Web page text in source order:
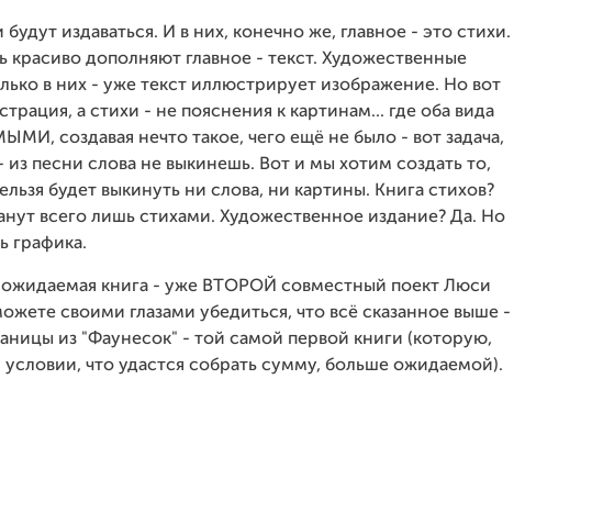
издаваться. И в них, конечно же, главное - это стихи.
дополняют главное - текст. Художественные
в них - уже текст иллюстрирует изображение. Но вот
а стихи - не пояснения к картинам... где оба вида
создавая нечто такое, чего ещё не было - вот задача,
из песни слова не выкинешь. Вот и мы хотим создать то,
будет выкинуть ни слова, ни картины. Книга стихов?
всего лишь стихами. Художественное издание? Да. Но
графика.
ожидаемая книга - уже ВТОРОЙ совместный поект Люси
своими глазами убедиться, что всё сказанное выше -
из "Фаунесок" - той самой первой книги (которую,
условии, что удастся собрать сумму, больше ожидаемой).